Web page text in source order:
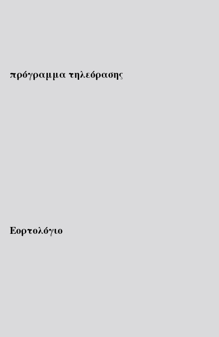
πρόγραμμα τηλεόρασης
Εορτολόγιο